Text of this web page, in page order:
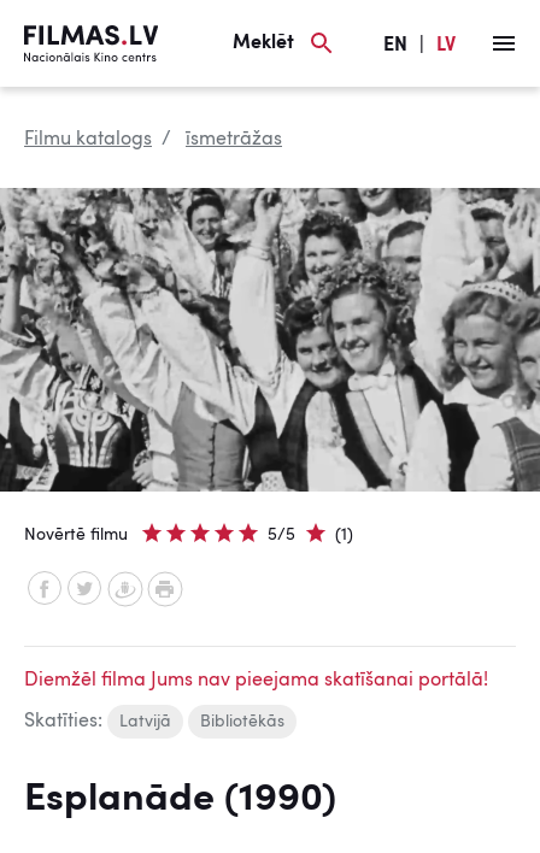
Meklēt EN LV
Filmu katalogs īsmetrāžas
Novērtē filmu 5/5 (1)
Diemžēl filma Jums nav pieejama skatīšanai portālā!
Skatīties: Latvijā Bibliotēkās
Esplanāde (1990)